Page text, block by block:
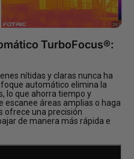
TurboFocus®:
nítidas y claras nunca ha
automático elimina la
lo que ahorra tiempo y
escanee áreas amplias o haga
ofrece una precisión
de manera más rápida e